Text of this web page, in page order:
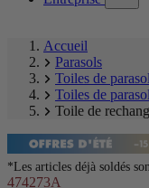
Accueil
Parasols
Toiles de
Toiles de
Toile de
*Les articles déjà soldés
474273A